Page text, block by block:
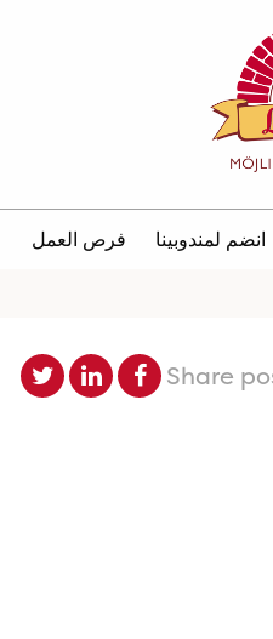
انضم لمندوبينا فرص العمل
Share